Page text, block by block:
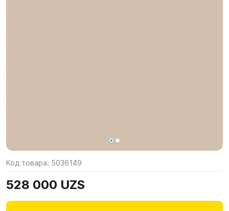
Код товара: 5036149
528 000 UZS